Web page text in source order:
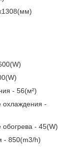
- 56(м²)
-
- 45(W)
- 850(m3/h)